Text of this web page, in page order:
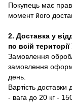
Покупець має
момент його
2. Доставка у
по всій території
Замовлення
замовлення
день.
Вартість
- вага до 20 кг -